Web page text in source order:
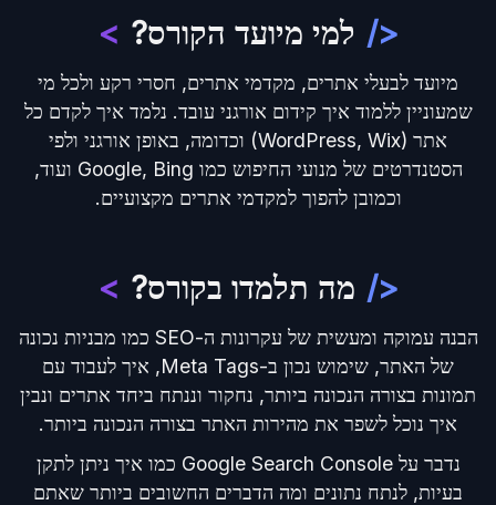
</ למי מיועד הקורס? >
מיועד לבעלי אתרים, מקדמי אתרים, חסרי רקע ולכל מי
שמעוניין ללמוד איך קידום אורגני עובד. נלמד איך לקדם כל
אתר (WordPress, Wix) וכדומה, באופן אורגני ולפי
הסטנדרטים של מנועי החיפוש כמו Google, Bing ועוד,
וכמובן להפוך למקדמי אתרים מקצועיים.
</ מה תלמדו בקורס? >
הבנה עמוקה ומעשית של עקרונות ה-SEO כמו מבניות נכונה
של האתר, שימוש נכון ב-Meta Tags, איך לעבוד עם
תמונות בצורה הנכונה ביותר, נחקור וננתח ביחד אתרים ונבין
איך נוכל לשפר את מהירות האתר בצורה הנכונה ביותר.
נדבר על Google Search Console כמו איך ניתן לתקן
בעיות, לנתח נתונים ומה הדברים החשובים ביותר שאתם